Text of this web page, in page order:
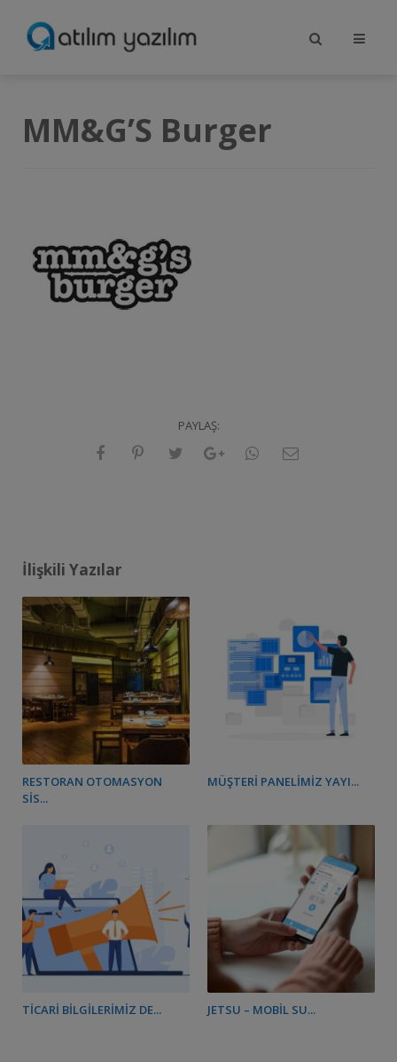
MM&G’S Burger
PAYLAŞ:
İlişkili Yazılar
RESTORAN OTOMASYON
SIS...
MÜŞTERI PANELIMIZ YAYI...
TICARI BILGILERIMIZ DE... JETSU – MOBIL SU...